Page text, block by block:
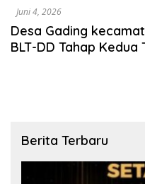
Juni 4, 2026
Desa Gading
BLT-DD Tahap Kedua
Berita Terbaru